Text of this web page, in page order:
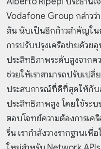
Vodafone Group กล่าวว่
สัน นับเป็นอีกก้าวสำคัญใน
การปรับปรุงเครือข่ายด้วย
ประสิทธิภาพระดับสูงจากค
ช่วยให้เราสามารถปรับเป
ประสบการณ์ที่ดีที่สุดให้กับ
ประสิทธิภาพสูง โดยใช้ระ
ตอบโจทย์ความต้องการเค
รื่น เรากำลังวางรากฐานเ